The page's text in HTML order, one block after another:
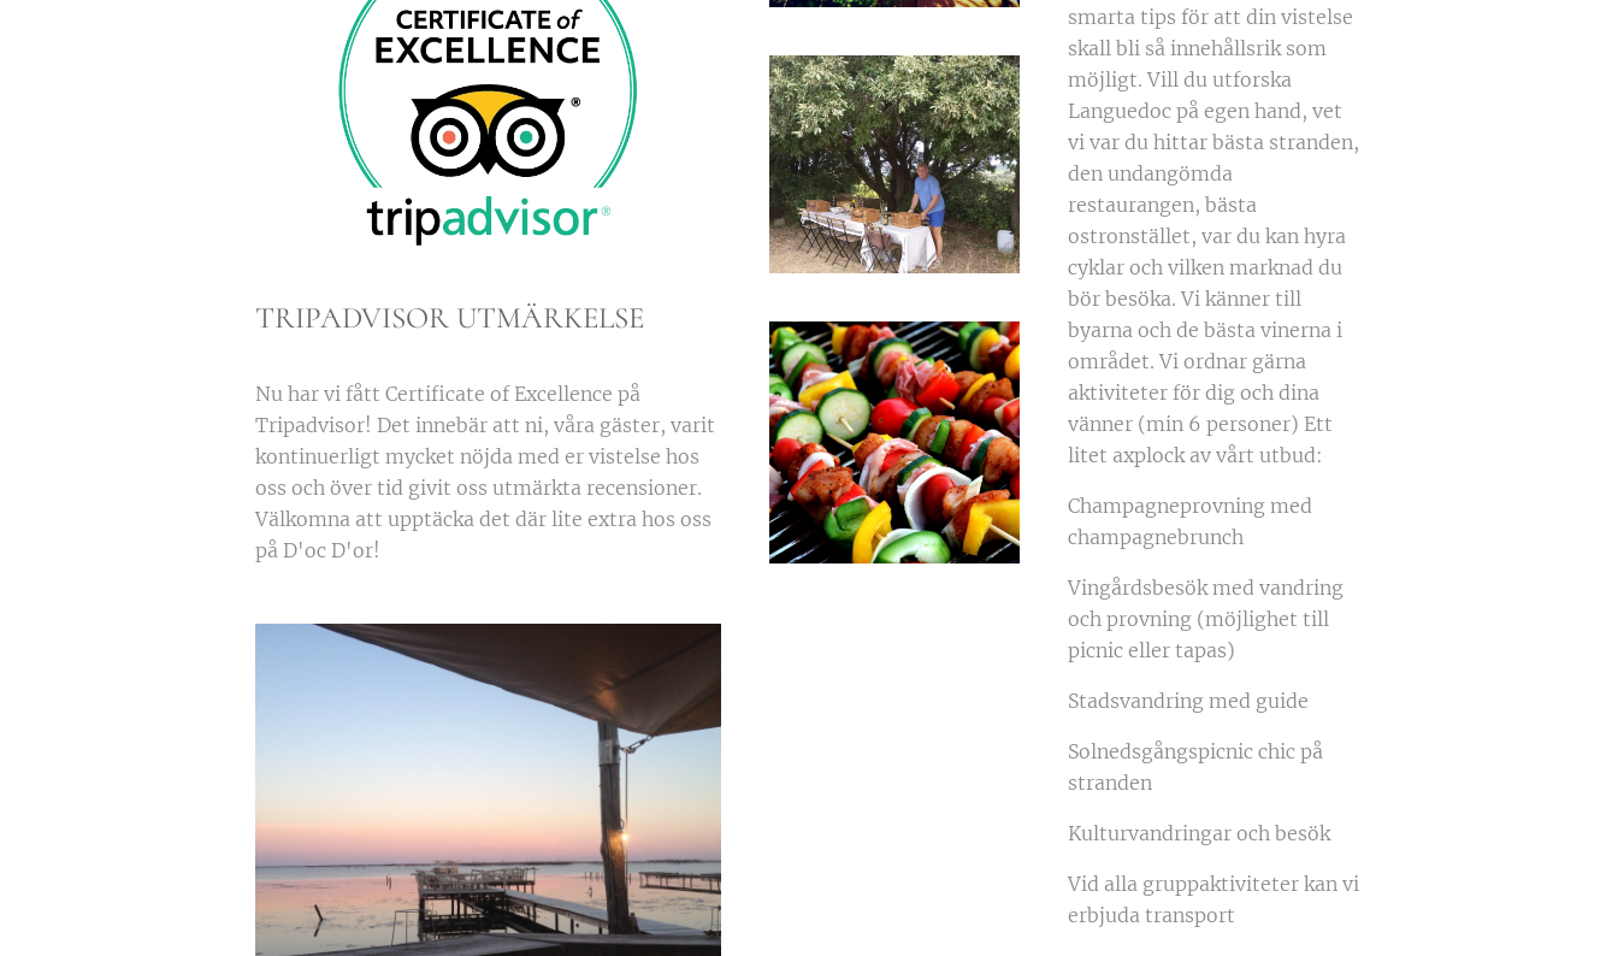
TRIPADVISOR UTMÄRKELSE
Nu har vi fått Certificate of Excellence på
Tripadvisor! Det innebär att ni, våra gäster, varit
kontinuerligt mycket nöjda med er vistelse hos
oss och över tid givit oss utmärkta recensioner.
Välkomna att upptäcka det där lite extra hos oss
på D'oc D'or!
smarta tips för att din vistelse
skall bli så innehållsrik som
möjligt. Vill du utforska
Languedoc på egen hand, vet
vi var du hittar bästa stranden,
den undangömda
restaurangen, bästa
ostronstället, var du kan hyra
cyklar och vilken marknad du
bör besöka. Vi känner till
byarna och de bästa vinerna i
området. Vi ordnar gärna
aktiviteter för dig och dina
vänner (min 6 personer) Ett
litet axplock av vårt utbud:
Champagneprovning med
champagnebrunch
Vingårdsbesök med vandring
och provning (möjlighet till
picnic eller tapas)
Stadsvandring med guide
Solnedsgångspicnic chic på
stranden
Kulturvandringar och besök
Vid alla gruppaktiviteter kan vi
erbjuda transport